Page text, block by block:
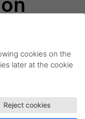
cookies on the
later at the cookie
Reject cookies